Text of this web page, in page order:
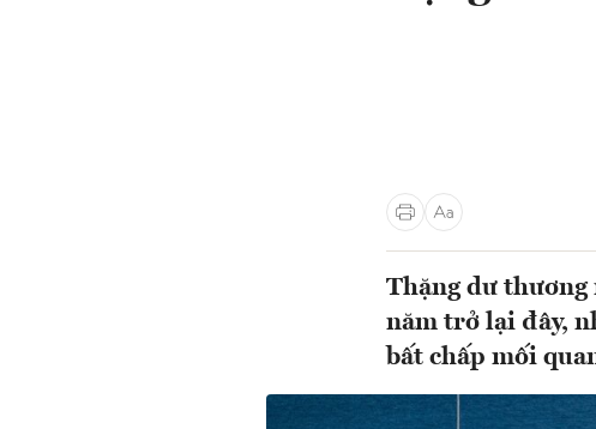
Thặng dư thương
năm trở lại đây,
bất chấp mối